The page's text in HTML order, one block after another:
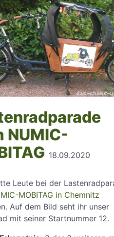
NUMIC-
18.09.2020
Leute bei der
MOBITAG in Chemnitz
Auf dem Bild seht ihr unser
mit seiner Startnummer 12.